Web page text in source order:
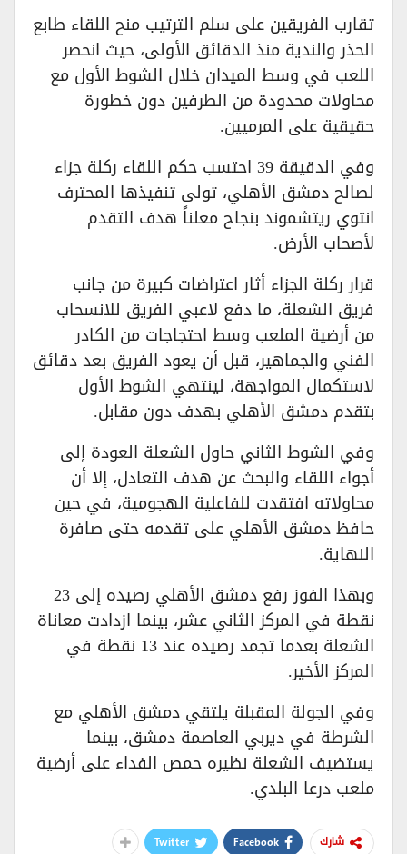
تقارب الفريقين على سلم الترتيب منح اللقاء طابع
الحذر والندية منذ الدقائق الأولى، حيث انحصر
اللعب في وسط الميدان خلال الشوط الأول مع
محاولات محدودة من الطرفين دون خطورة
حقيقية على المرميين.
وفي الدقيقة 39 احتسب حكم اللقاء ركلة جزاء
لصالح دمشق الأهلي، تولى تنفيذها المحترف
انتوي ريتشموند بنجاح معلناً هدف التقدم
لأصحاب الأرض.
قرار ركلة الجزاء أثار اعتراضات كبيرة من جانب
فريق الشعلة، ما دفع لاعبي الفريق للانسحاب
من أرضية الملعب وسط احتجاجات من الكادر
الفني والجماهير، قبل أن يعود الفريق بعد دقائق
لاستكمال المواجهة، لينتهي الشوط الأول
بتقدم دمشق الأهلي بهدف دون مقابل.
وفي الشوط الثاني حاول الشعلة العودة إلى
أجواء اللقاء والبحث عن هدف التعادل، إلا أن
محاولاته افتقدت للفاعلية الهجومية، في حين
حافظ دمشق الأهلي على تقدمه حتى صافرة
النهاية.
وبهذا الفوز رفع دمشق الأهلي رصيده إلى 23
نقطة في المركز الثاني عشر، بينما ازدادت معاناة
الشعلة بعدما تجمد رصيده عند 13 نقطة في
المركز الأخير.
وفي الجولة المقبلة يلتقي دمشق الأهلي مع
الشرطة في ديربي العاصمة دمشق، بينما
يستضيف الشعلة نظيره حمص الفداء على أرضية
ملعب درعا البلدي.
شارك Facebook
Twitter